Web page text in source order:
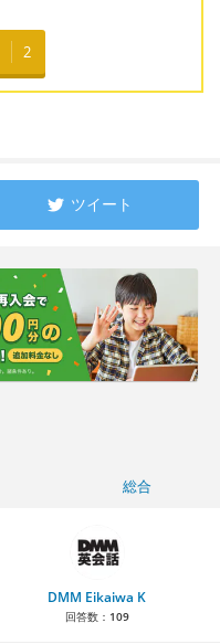
2
ツイート
総合
DMM Eikaiwa K
回答数： 109